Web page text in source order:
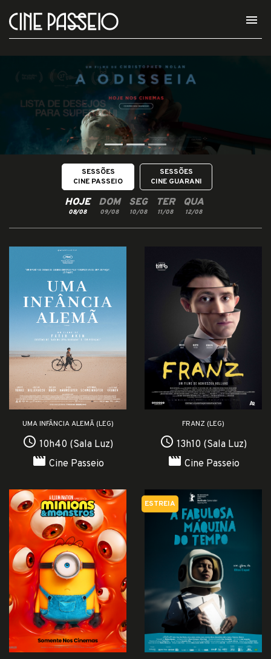
menu
SESSÕES
CINE PASSEIO
SESSÕES
CINE GUARANI
HOJE
08/08
DOM
09/08
SEG
10/08
TER
11/08
QUA
12/08
UMA INFÂNCIA ALEMÃ (LEG)
access_time 10h40 (Sala Luz)
movie Cine Passeio
FRANZ (LEG)
access_time 13h10 (Sala Luz)
movie Cine Passeio
ESTREIA